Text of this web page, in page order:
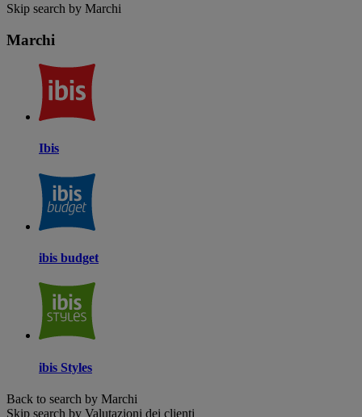
Skip search by Marchi
Marchi
Ibis
ibis budget
ibis Styles
Back to search by Marchi
Skip search by Valutazioni dei clienti